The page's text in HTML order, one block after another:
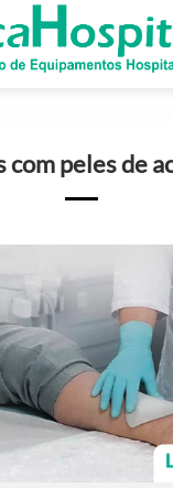
com peles de